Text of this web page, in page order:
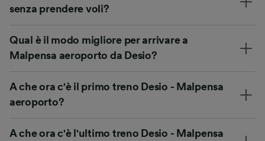
senza prendere voli?
Qual è il modo migliore per arrivare a
Malpensa aeroporto da Desio?
A che ora c'è il primo treno Desio - Malpensa
aeroporto?
A che ora c'è l'ultimo treno Desio - Malpensa